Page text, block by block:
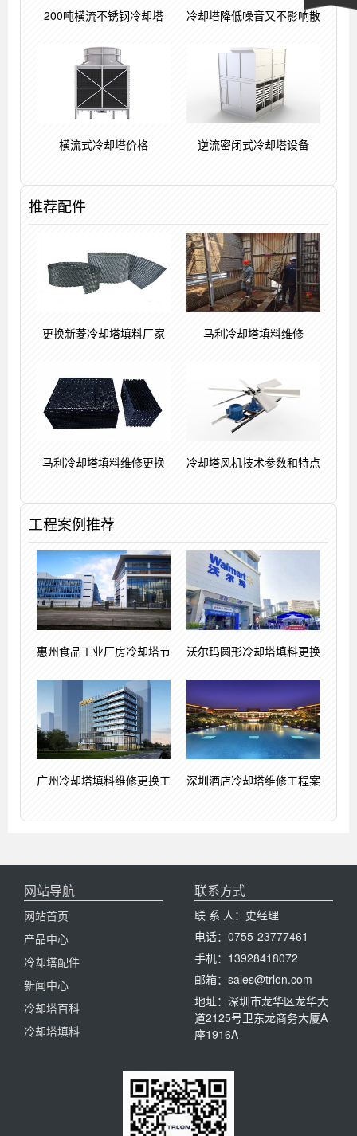
200吨横流不锈钢冷却塔 冷却塔降低噪音又不影响散
横流式冷却塔价格 逆流密闭式冷却塔设备
推荐配件
更换新菱冷却塔填料厂家 马利冷却塔填料维修
马利冷却塔填料维修更换 冷却塔风机技术参数和特点
工程案例推荐
惠州食品工业厂房冷却塔节 沃尔玛圆形冷却塔填料更换
广州冷却塔填料维修更换工 深圳酒店冷却塔维修工程案
网站导航
网站首页
产品中心
冷却塔配件
新闻中心
冷却塔百科
冷却塔填料
联系方式
联 系 人：史经理
电话：0755-23777461
手机：13928418072
邮箱：sales@trlon.com
地址：深圳市龙华区龙华大
道2125号卫东龙商务大厦A
座1916A